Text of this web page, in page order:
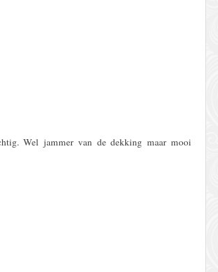
Wel jammer van de dekking maar mooi